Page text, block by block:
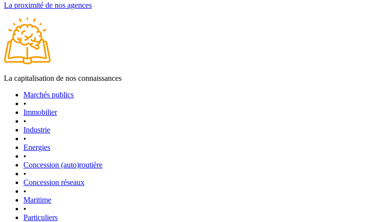
La proximité de nos agences
La capitalisation de nos connaissances
Marchés publics
•
Immobilier
•
Industrie
•
Energies
•
Concession (auto)routière
•
Concession réseaux
•
Maritime
•
Particuliers